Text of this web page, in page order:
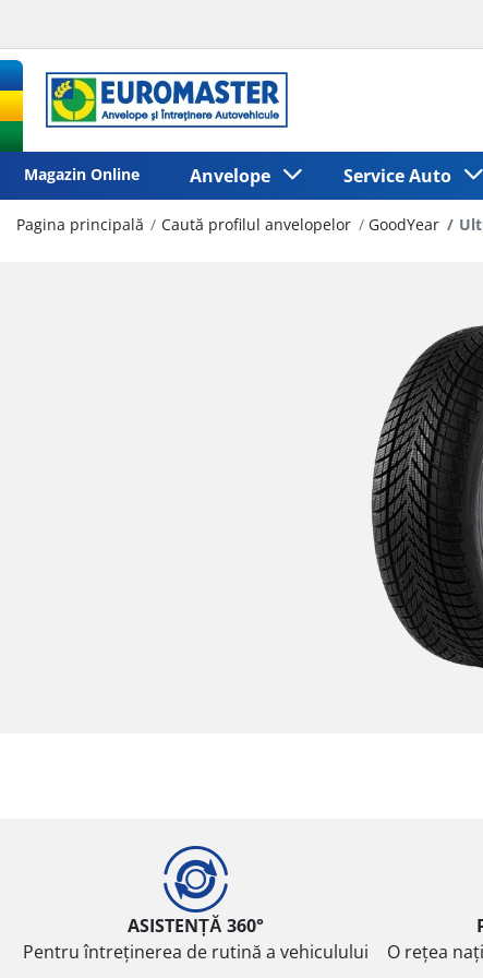
Magazin Online Anvelope Service Auto
Pagina principală Caută profilul anvelopelor GoodYear
ASISTENȚĂ 360°
Pentru întreținerea de rutină a vehiculului
O rețea